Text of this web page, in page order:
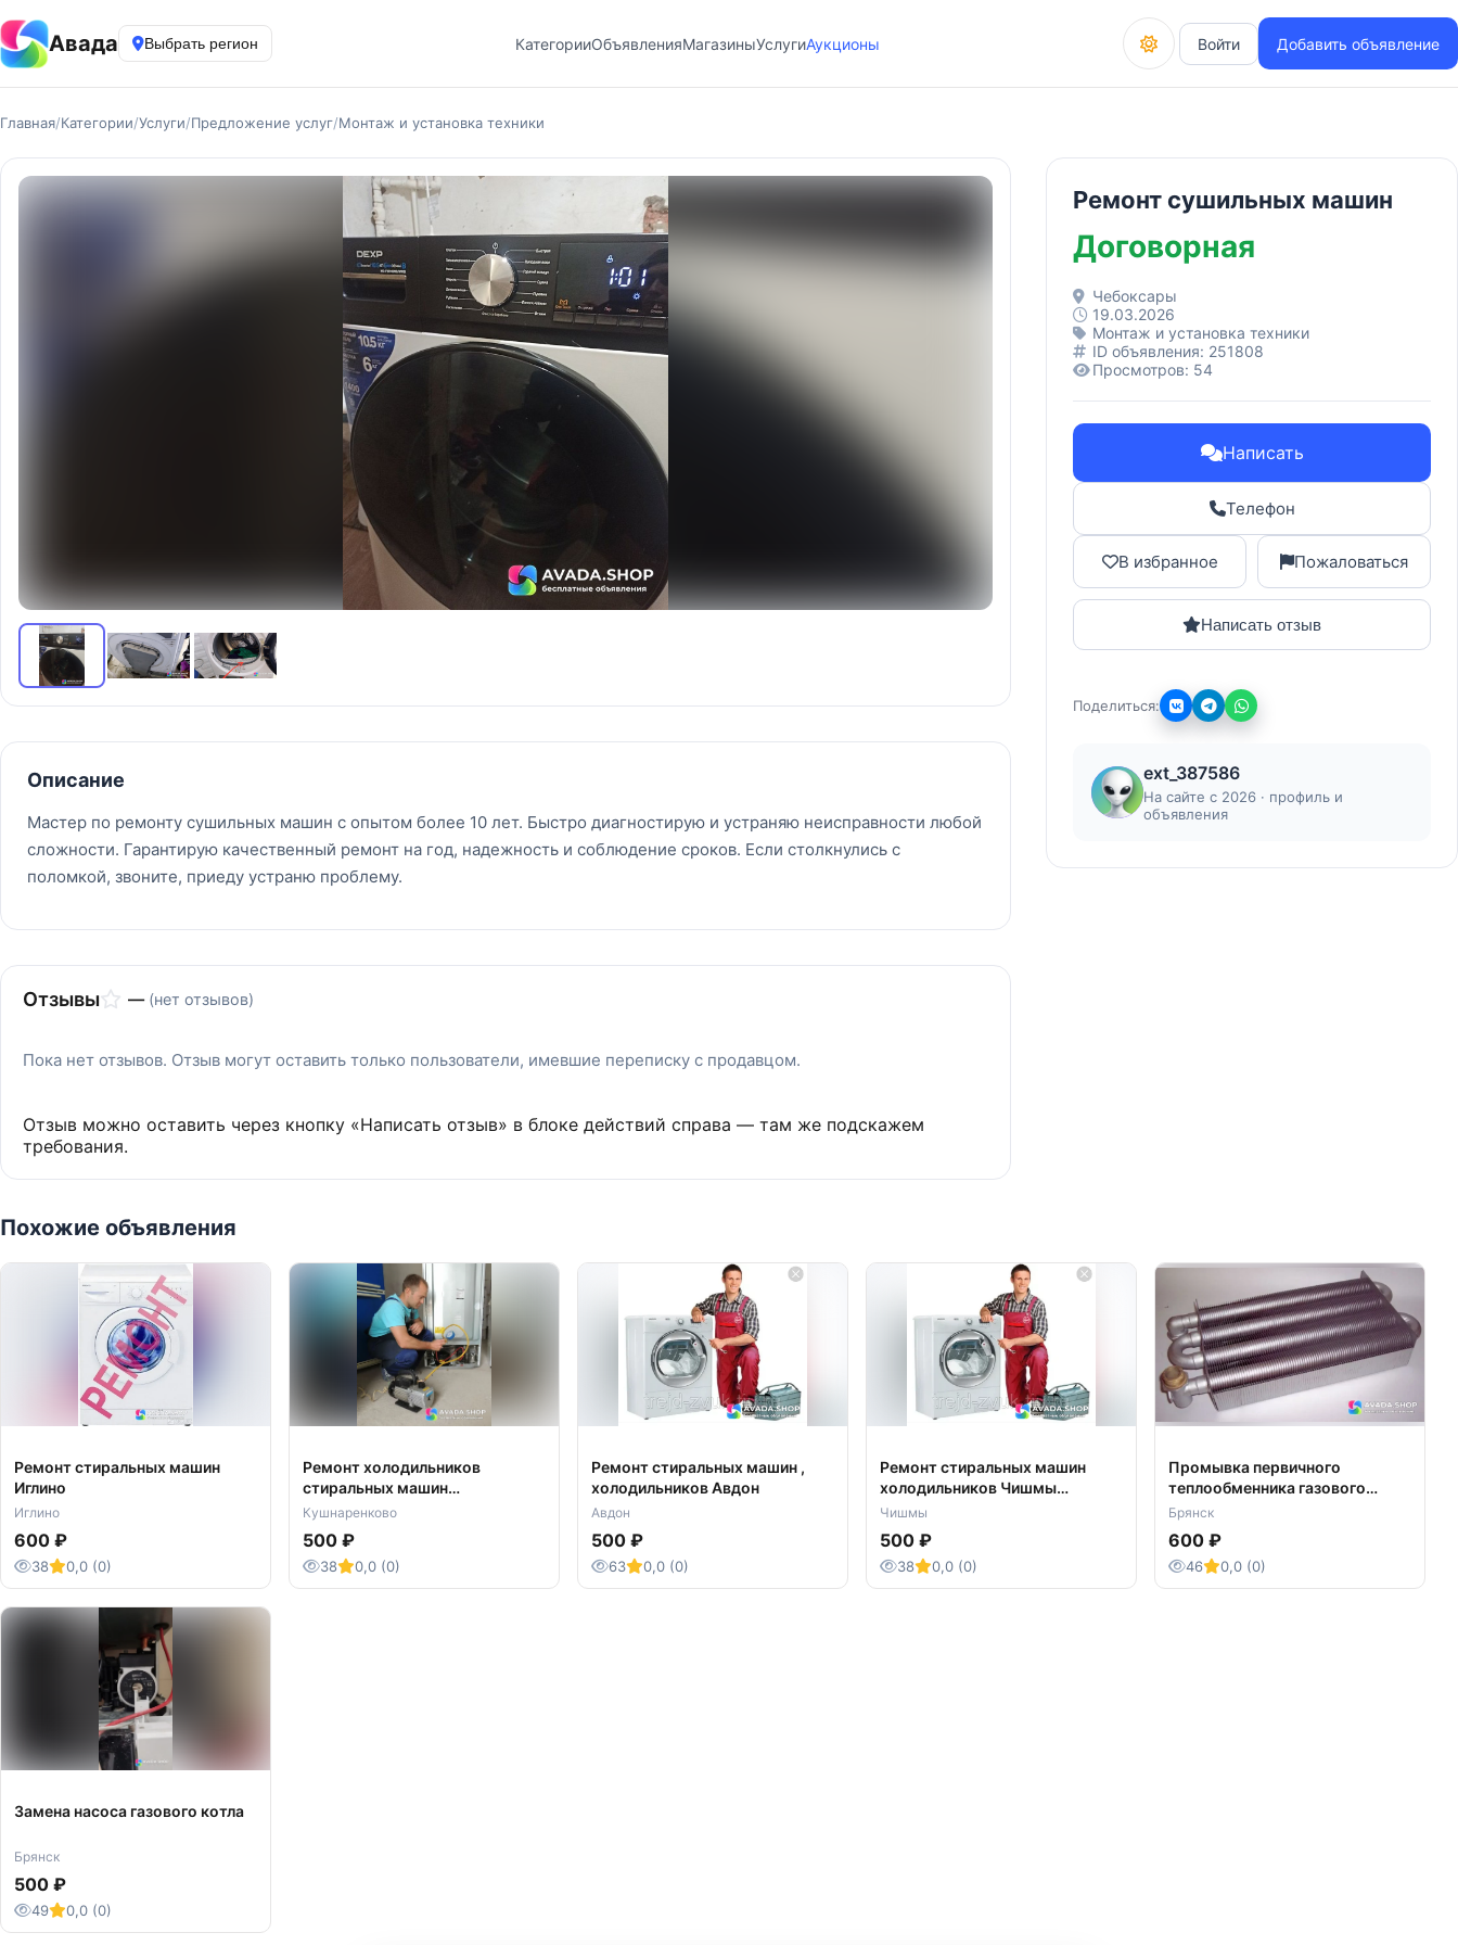
Авада Выбрать регион КатегорииОбъявленияМагазиныУслугиАукционы Войти Добавить объявление
Главная/Категории/Услуги/Предложение услуг/Монтаж и установка техники
Договорная
Ремонт сушильных машин
Чебоксары
19.03.2026
Монтаж и установка техники
ID объявления: 251808
Просмотров: 54
Написать
Телефон
В избранное Пожаловаться
Написать отзыв
Поделиться:
ext_387586
На сайте с 2026 · профиль и
объявления
Описание
Мастер по ремонту сушильных машин с опытом более 10 лет. Быстро диагностирую и устраняю неисправности любой
сложности. Гарантирую качественный ремонт на год, надежность и соблюдение сроков. Если столкнулись с
поломкой, звоните, приеду устраню проблему.
Отзывы — (нет отзывов)
Пока нет отзывов. Отзыв могут оставить только пользователи, имевшие переписку с продавцом.
Отзыв можно оставить через кнопку «Написать отзыв» в блоке действий справа — там же подскажем
требования.
Похожие объявления
Ремонт стиральных машин
Иглино
Иглино
600 ₽
38 0,0 (0)
Ремонт холодильников
стиральных машин
Кушнаренково
Кушнаренково
500 ₽
38 0,0 (0)
Ремонт стиральных машин ,
холодильников Авдон
Авдон
500 ₽
63 0,0 (0)
Ремонт стиральных машин
холодильников Чишмы
Чишминский район
Чишмы
500 ₽
38 0,0 (0)
Промывка первичного
теплообменника газового
котла
Брянск
600 ₽
46 0,0 (0)
Замена насоса газового котла
Брянск
500 ₽
49 0,0 (0)